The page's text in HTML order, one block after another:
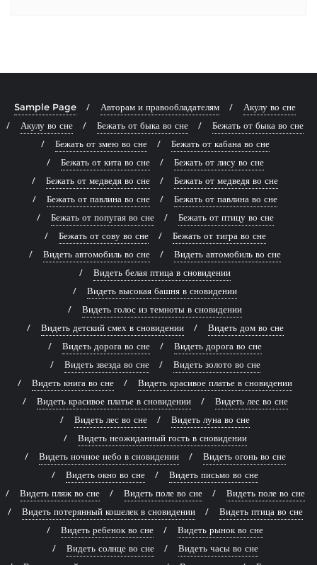
Sample Page Авторам и правообладателям
Акулу во сне
Акулу во сне
Бежать от быка во сне
Бежать от быка во сне
Бежать от змею во сне
Бежать от кабана во сне
Бежать от кита во сне
Бежать от лису во сне
Бежать от медведя во сне
Бежать от медведя во сне
Бежать от павлина во сне
Бежать от павлина во сне
Бежать от попугая во сне
Бежать от птицу во сне
Бежать от сову во сне
Бежать от тигра во сне
Видеть автомобиль во сне
Видеть автомобиль во сне
Видеть белая птица в сновидении
Видеть высокая башня в сновидении
Видеть голос из темноты в сновидении
Видеть детский смех в сновидении
Видеть дом во сне
Видеть дорога во сне
Видеть дорога во сне
Видеть звезда во сне
Видеть золото во сне
Видеть книга во сне
Видеть красивое платье в сновидении
Видеть красивое платье в сновидении
Видеть лес во сне
Видеть лес во сне
Видеть луна во сне
Видеть неожиданный гость в сновидении
Видеть ночное небо в сновидении
Видеть огонь во сне
Видеть окно во сне
Видеть письмо во сне
Видеть пляж во сне
Видеть поле во сне
Видеть поле во сне
Видеть потерянный кошелек в сновидении
Видеть птица во сне
Видеть ребенок во сне
Видеть рынок во сне
Видеть солнце во сне
Видеть часы во сне